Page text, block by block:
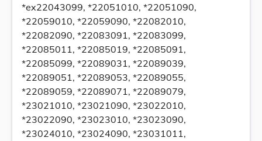
*ex22043099, *22051010, *22051090,
*22059010, *22059090, *22082010,
*22082090, *22083091, *22083099,
*22085011, *22085019, *22085091,
*22085099, *22089031, *22089039,
*22089051, *22089053, *22089055,
*22089059, *22089071, *22089079,
*23021010, *23021090, *23022010,
*23022090, *23023010, *23023090,
*23024010, *23024090, *23031011,